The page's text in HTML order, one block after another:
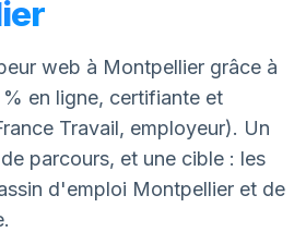
web à Montpellier grâce à
en ligne, certifiante et
Travail, employeur). Un
parcours, et une cible : les
d'emploi Montpellier et de